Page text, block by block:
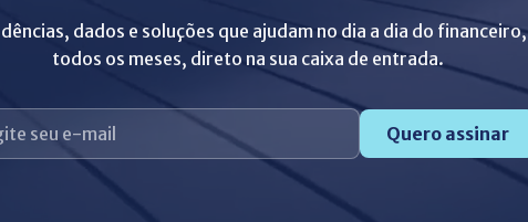
dados e soluções que ajudam no dia a dia do financeiro,
todos os meses, direto na sua caixa de entrada.
Quero assinar